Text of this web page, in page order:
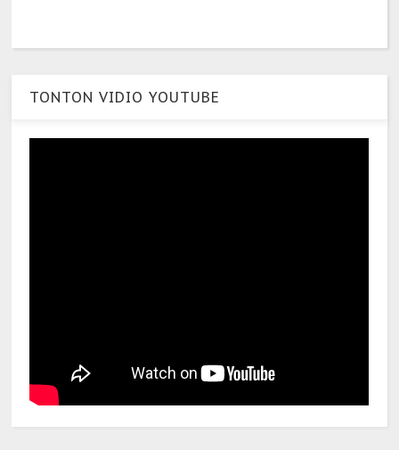
TONTON VIDIO YOUTUBE